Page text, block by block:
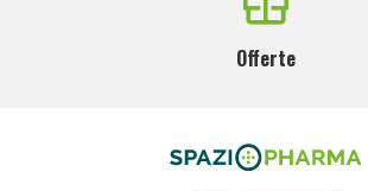
Offerte